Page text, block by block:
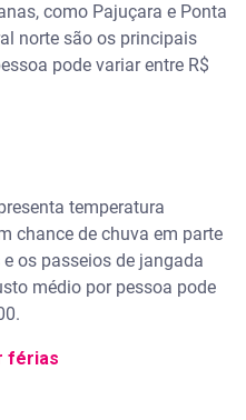
como Pajuçara e Ponta
norte são os principais
pode variar entre R$
temperatura
chance de chuva em parte
os passeios de jangada
médio por pessoa pode
férias